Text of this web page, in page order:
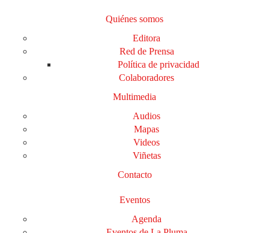
Quiénes somos
Editora
Red de Prensa
Política de privacidad
Colaboradores
Multimedia
Audios
Mapas
Videos
Viñetas
Contacto
Eventos
Agenda